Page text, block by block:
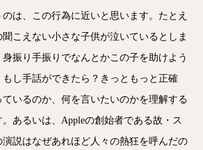
は、この行為に近いと思います。たとえ
こえない小さな子供が泣いているとしま
振り手振りでなんとかこの子を助けよう
し手話ができたら？きっともっと正確
いるのか、何を言いたいのかを理解する
あるいは、Appleの創始者である故・ス
説はなぜあれほど人々の熱狂を呼んだの